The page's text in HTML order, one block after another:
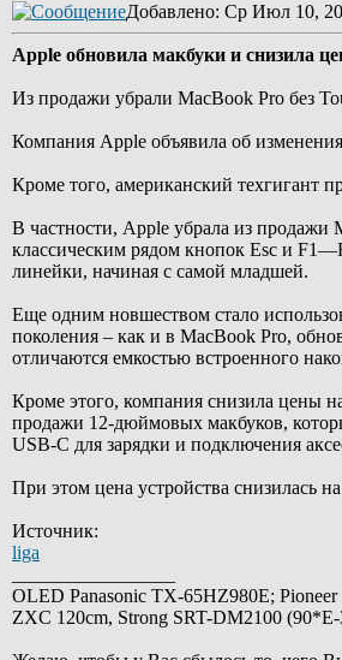
Добавлено: Ср Июл 10,
Apple обновила макбуки и снизила
Из продажи убрали MacBook Pro без
Компания Apple объявила об
Кроме того, американский техгигант
В частности, Apple убрала из продажи
классическим рядом кнопок Esc и
линейки, начиная с самой младшей.
Еще одним новшеством стало
поколения – как и в MacBook Pro,
отличаются емкостью встроенного
Кроме этого, компания снизила цены
продажи 12-дюймовых макбуков,
USB-C для зарядки и подключения
При этом цена устройства снизилась
Источник:
liga
OLED Panasonic TX-65HZ980E;
ZXC 120cm, Strong SRT-DM2100